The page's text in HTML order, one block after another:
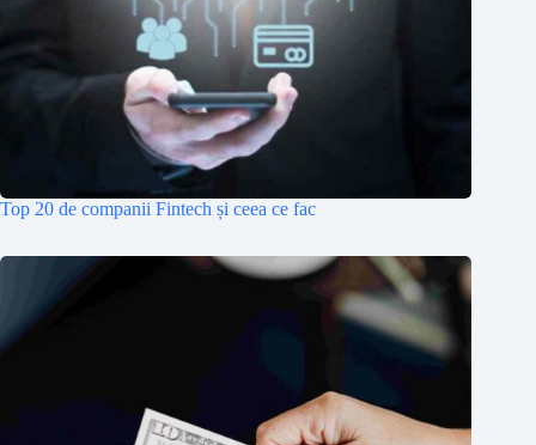
Top 20 de companii Fintech și ceea ce fac